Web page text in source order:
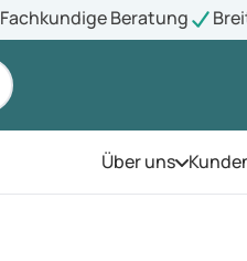
Fachkundige Beratung
Über unsÖffnen